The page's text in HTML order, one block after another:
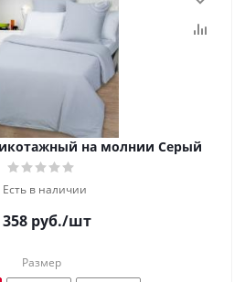
на молнии Серый
Есть в наличии
358 руб./шт
Размер